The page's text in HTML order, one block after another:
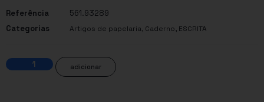
Referência
561.93289
Categorias
Artigos de papelaria, Caderno, ESCRITA
adicionar